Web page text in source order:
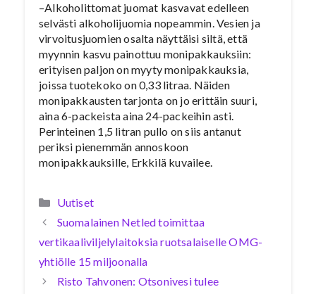
–Alkoholittomat juomat kasvavat edelleen
selvästi alkoholijuomia nopeammin. Vesien ja
virvoitusjuomien osalta näyttäisi siltä, että
myynnin kasvu painottuu monipakkauksiin:
erityisen paljon on myyty monipakkauksia,
joissa tuotekoko on 0,33 litraa. Näiden
monipakkausten tarjonta on jo erittäin suuri,
aina 6-packeista aina 24-packeihin asti.
Perinteinen 1,5 litran pullo on siis antanut
periksi pienemmän annoskoon
monipakkauksille, Erkkilä kuvailee.
Kategoriat
Uutiset
Suomalainen Netled toimittaa
vertikaaliviljelylaitoksia ruotsalaiselle OMG-
yhtiölle 15 miljoonalla
Risto Tahvonen: Otsonivesi tulee